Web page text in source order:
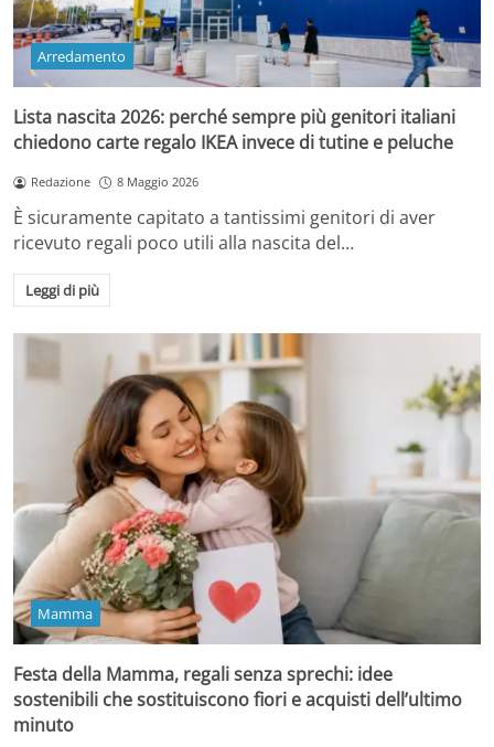
Arredamento
Lista nascita 2026: perché sempre più genitori italiani
chiedono carte regalo IKEA invece di tutine e peluche
Redazione 8 Maggio 2026
È sicuramente capitato a tantissimi genitori di aver
ricevuto regali poco utili alla nascita del…
Leggi di più
Mamma
Festa della Mamma, regali senza sprechi: idee
sostenibili che sostituiscono fiori e acquisti dell’ultimo
minuto